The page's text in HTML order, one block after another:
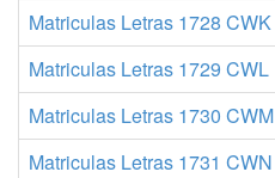
Matriculas Letras 1728 CWK
Matriculas Letras 1729 CWL
Matriculas Letras 1730 CWM
Matriculas Letras 1731 CWN